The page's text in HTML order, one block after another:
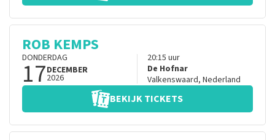
ROB KEMPS
DONDERDAG
17DECEMBER
2026
20:15 uur
De Hofnar
Valkenswaard, Nederland
BEKIJK TICKETS